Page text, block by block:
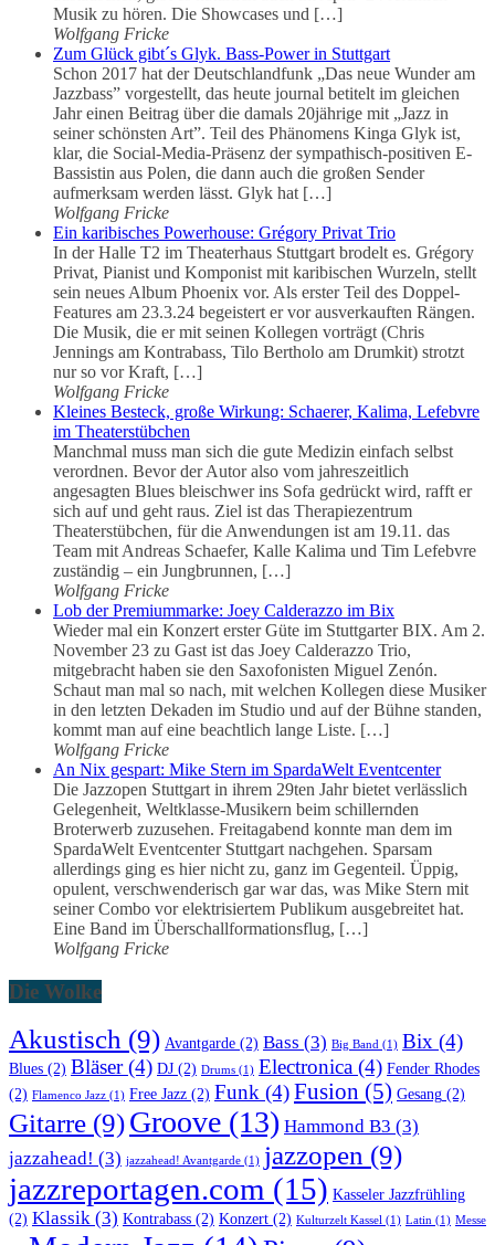
Musik zu hören. Die Showcases und […]
Wolfgang Fricke
Zum Glück gibt´s Glyk. Bass-Power in Stuttgart
Schon 2017 hat der Deutschlandfunk „Das neue Wunder am
Jazzbass” vorgestellt, das heute journal betitelt im gleichen
Jahr einen Beitrag über die damals 20jährige mit „Jazz in
seiner schönsten Art”. Teil des Phänomens Kinga Glyk ist,
klar, die Social-Media-Präsenz der sympathisch-positiven E-
Bassistin aus Polen, die dann auch die großen Sender
aufmerksam werden lässt. Glyk hat […]
Wolfgang Fricke
Ein karibisches Powerhouse: Grégory Privat Trio
In der Halle T2 im Theaterhaus Stuttgart brodelt es. Grégory
Privat, Pianist und Komponist mit karibischen Wurzeln, stellt
sein neues Album Phoenix vor. Als erster Teil des Doppel-
Features am 23.3.24 begeistert er vor ausverkauften Rängen.
Die Musik, die er mit seinen Kollegen vorträgt (Chris
Jennings am Kontrabass, Tilo Bertholo am Drumkit) strotzt
nur so vor Kraft, […]
Wolfgang Fricke
Kleines Besteck, große Wirkung: Schaerer, Kalima, Lefebvre
im Theaterstübchen
Manchmal muss man sich die gute Medizin einfach selbst
verordnen. Bevor der Autor also vom jahreszeitlich
angesagten Blues bleischwer ins Sofa gedrückt wird, rafft er
sich auf und geht raus. Ziel ist das Therapiezentrum
Theaterstübchen, für die Anwendungen ist am 19.11. das
Team mit Andreas Schaefer, Kalle Kalima und Tim Lefebvre
zuständig – ein Jungbrunnen, […]
Wolfgang Fricke
Lob der Premiummarke: Joey Calderazzo im Bix
Wieder mal ein Konzert erster Güte im Stuttgarter BIX. Am 2.
November 23 zu Gast ist das Joey Calderazzo Trio,
mitgebracht haben sie den Saxofonisten Miguel Zenón.
Schaut man mal so nach, mit welchen Kollegen diese Musiker
in den letzten Dekaden im Studio und auf der Bühne standen,
kommt man auf eine beachtlich lange Liste. […]
Wolfgang Fricke
An Nix gespart: Mike Stern im SpardaWelt Eventcenter
Die Jazzopen Stuttgart in ihrem 29ten Jahr bietet verlässlich
Gelegenheit, Weltklasse-Musikern beim schillernden
Broterwerb zuzusehen. Freitagabend konnte man dem im
SpardaWelt Eventcenter Stuttgart nachgehen. Sparsam
allerdings ging es hier nicht zu, ganz im Gegenteil. Üppig,
opulent, verschwenderisch gar war das, was Mike Stern mit
seiner Combo vor elektrisiertem Publikum ausgebreitet hat.
Eine Band im Überschallformationsflug, […]
Wolfgang Fricke
Die Wolke
Akustisch (9) Avantgarde (2) Bass (3) Big Band (1) Bix (4)
Blues (2) Bläser(4) DJ (2) Drums (1) Electronica (4) Fender Rhodes
(2) Flamenco Jazz (1) Free Jazz (2) Funk (4)Fusion (5) Gesang (2)
Gitarre (9)Groove (13) Hammond B3 (3)
jazzahead! (3) jazzahead! Avantgarde (1) jazzopen (9)
jazzreportagen.com (15) Kasseler Jazzfrühling
(2) Klassik (3) Kontrabass (2) Konzert (2) Kulturzelt Kassel (1) Latin (1) Messe